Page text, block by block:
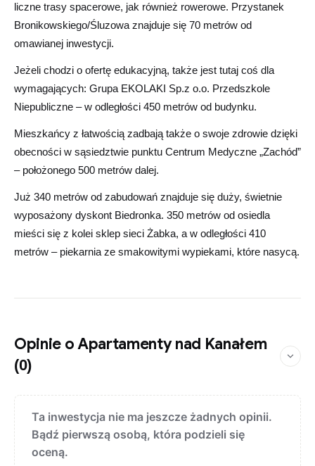
liczne trasy spacerowe, jak również rowerowe. Przystanek
Bronikowskiego/Śluzowa znajduje się 70 metrów od
omawianej inwestycji.
Jeżeli chodzi o ofertę edukacyjną, także jest tutaj coś dla
wymagających: Grupa EKOLAKI Sp.z o.o. Przedszkole
Niepubliczne – w odległości 450 metrów od budynku.
Mieszkańcy z łatwością zadbają także o swoje zdrowie dzięki
obecności w sąsiedztwie punktu Centrum Medyczne „Zachód”
– położonego 500 metrów dalej.
Już 340 metrów od zabudowań znajduje się duży, świetnie
wyposażony dyskont Biedronka. 350 metrów od osiedla
mieści się z kolei sklep sieci Żabka, a w odległości 410
metrów – piekarnia ze smakowitymi wypiekami, które nasycą.
Opinie o Apartamenty nad Kanałem
(0)
Ta inwestycja nie ma jeszcze żadnych opinii.
Bądź pierwszą osobą, która podzieli się
oceną.